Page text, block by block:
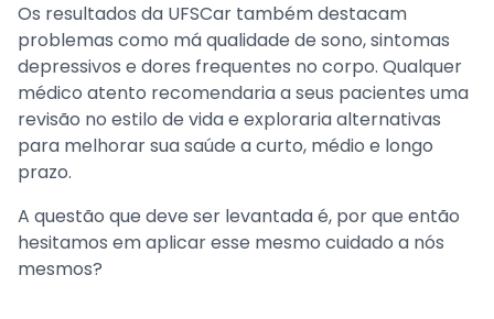
Os resultados da UFSCar também destacam
problemas como má qualidade de sono, sintomas
depressivos e dores frequentes no corpo. Qualquer
médico atento recomendaria a seus pacientes uma
revisão no estilo de vida e exploraria alternativas
para melhorar sua saúde a curto, médio e longo
prazo.
A questão que deve ser levantada é, por que então
hesitamos em aplicar esse mesmo cuidado a nós
mesmos?